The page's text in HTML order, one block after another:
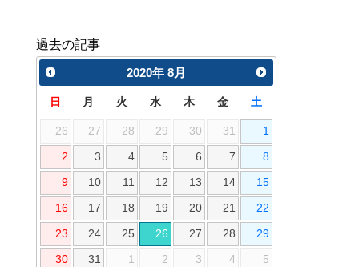
過去の記事
2020年 8月
日 月 火 水 木 金 土
26 27 28 29 30 31 1
2 3 4 5 6 7 8
9 10 11 12 13 14 15
16 17 18 19 20 21 22
23 24 25 26 27 28 29
30 31 1 2 3 4 5